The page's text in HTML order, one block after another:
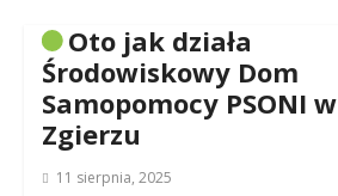
Oto jak działa
Środowiskowy Dom
Samopomocy PSONI w
Zgierzu
11 sierpnia, 2025